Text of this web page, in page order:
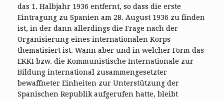
das 1. Halbjahr 1936 entfernt, so dass die erste
Eintragung zu Spanien am 28. August 1936 zu finden
ist, in der dann allerdings die Frage nach der
Organisierung eines internationalen Korps
thematisiert ist. Wann aber und in welcher Form das
EKKI bzw. die Kommunistische Internationale zur
Bildung international zusammengesetzter
bewaffneter Einheiten zur Unterstützung der
Spanischen Republik aufgerufen hatte, bleibt